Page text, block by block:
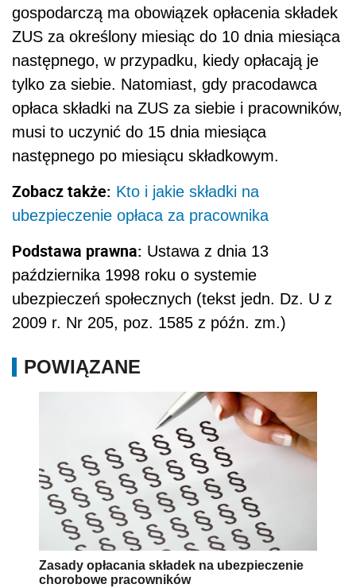
gospodarczą ma obowiązek opłacenia składek
ZUS za określony miesiąc do 10 dnia miesiąca
następnego, w przypadku, kiedy opłacają je
tylko za siebie. Natomiast, gdy pracodawca
opłaca składki na ZUS za siebie i pracowników,
musi to uczynić do 15 dnia miesiąca
następnego po miesiącu składkowym.
Zobacz także: Kto i jakie składki na
ubezpieczenie opłaca za pracownika
Podstawa prawna: Ustawa z dnia 13
października 1998 roku o systemie
ubezpieczeń społecznych (tekst jedn. Dz. U z
2009 r. Nr 205, poz. 1585 z późn. zm.)
POWIĄZANE
Zasady opłacania składek na ubezpieczenie
chorobowe pracowników